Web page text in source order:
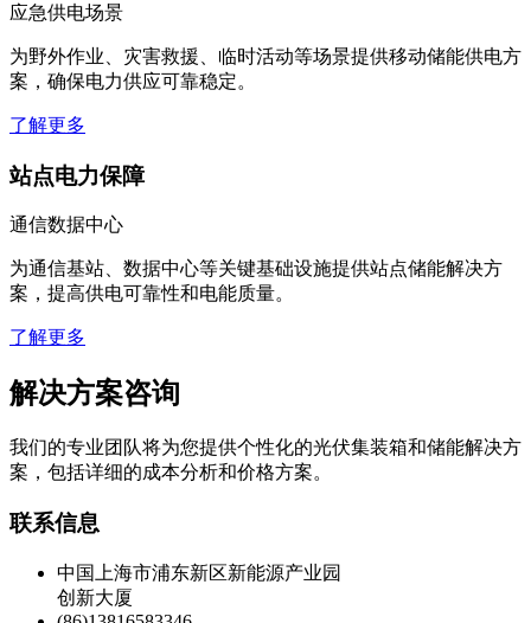
应急供电场景
为野外作业、灾害救援、临时活动等场景提供移动储能供电方
案，确保电力供应可靠稳定。
了解更多
站点电力保障
通信数据中心
为通信基站、数据中心等关键基础设施提供站点储能解决方
案，提高供电可靠性和电能质量。
了解更多
解决方案咨询
我们的专业团队将为您提供个性化的光伏集装箱和储能解决方
案，包括详细的成本分析和价格方案。
联系信息
中国上海市浦东新区新能源产业园
创新大厦